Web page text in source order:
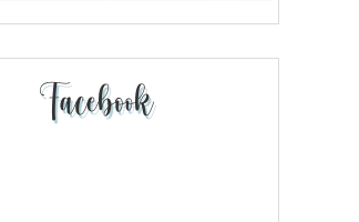
Facebook